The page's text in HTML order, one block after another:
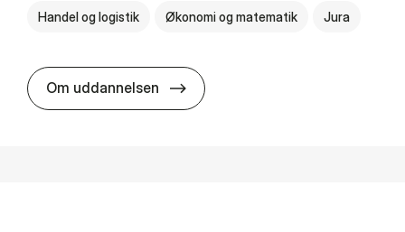
Handel og logistik Økonomi og matematik Jura
Om uddannelsen HA(jur.) - erhvervs­økonomi og